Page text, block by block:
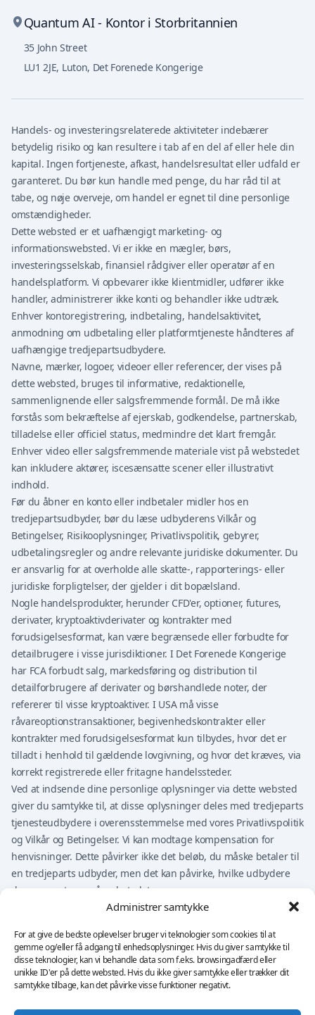
Administrer samtykke
For at give de bedste oplevelser bruger vi teknologier som cookies til at
gemme og/eller få adgang til enhedsoplysninger. Hvis du giver samtykke til
disse teknologier, kan vi behandle data som f.eks. browsingadfærd eller
unikke ID'er på dette websted. Hvis du ikke giver samtykke eller trækker dit
samtykke tilbage, kan det påvirke visse funktioner negativt.
Quantum AI - Kontor i Storbritannien
35 John Street
LU1 2JE, Luton, Det Forenede Kongerige
Handels- og investeringsrelaterede aktiviteter indebærer
betydelig risiko og kan resultere i tab af en del af eller hele din
kapital. Ingen fortjeneste, afkast, handelsresultat eller udfald er
garanteret. Du bør kun handle med penge, du har råd til at
tabe, og nøje overveje, om handel er egnet til dine personlige
omstændigheder.
Dette websted er et uafhængigt marketing- og
informationswebsted. Vi er ikke en mægler, børs,
investeringsselskab, finansiel rådgiver eller operatør af en
handelsplatform. Vi opbevarer ikke klientmidler, udfører ikke
handler, administrerer ikke konti og behandler ikke udtræk.
Enhver kontoregistrering, indbetaling, handelsaktivitet,
anmodning om udbetaling eller platformtjeneste håndteres af
uafhængige tredjepartsudbydere.
Navne, mærker, logoer, videoer eller referencer, der vises på
dette websted, bruges til informative, redaktionelle,
sammenlignende eller salgsfremmende formål. De må ikke
forstås som bekræftelse af ejerskab, godkendelse, partnerskab,
tilladelse eller officiel status, medmindre det klart fremgår.
Enhver video eller salgsfremmende materiale vist på webstedet
kan inkludere aktører, iscesænsatte scener eller illustrativt
indhold.
Før du åbner en konto eller indbetaler midler hos en
tredjepartsudbyder, bør du læse udbyderens Vilkår og
Betingelser, Risikooplysninger, Privatlivspolitik, gebyrer,
udbetalingsregler og andre relevante juridiske dokumenter. Du
er ansvarlig for at overholde alle skatte-, rapporterings- eller
juridiske forpligtelser, der gjelder i dit bopælsland.
Nogle handelsprodukter, herunder CFD'er, optioner, futures,
derivater, kryptoaktivderivater og kontrakter med
forudsigelsesformat, kan være begrænsede eller forbudte for
detailbrugere i visse jurisdiktioner. I Det Forenede Kongerige
har FCA forbudt salg, markedsføring og distribution til
detailforbrugere af derivater og børshandlede noter, der
refererer til visse kryptoaktiver. I USA må visse
råvareoptionstransaktioner, begivenhedskontrakter eller
kontrakter med forudsigelsesformat kun tilbydes, hvor det er
tilladt i henhold til gældende lovgivning, og hvor det kræves, via
korrekt registrerede eller fritagne handelssteder.
Ved at indsende dine personlige oplysninger via dette websted
giver du samtykke til, at disse oplysninger deles med tredjeparts
tjenesteudbydere i overensstemmelse med vores Privatlivspolitik
og Vilkår og Betingelser. Vi kan modtage kompensation for
henvisninger. Dette påvirker ikke det beløb, du måske betaler til
en tredjeparts udbyder, men det kan påvirke, hvilke udbydere
der præsenteres på webstedet.
Intet på dette websted bør betragtes som finansiel rådgivning,
rådgivning eller en anbefaling om at købe, sælge eller handle
med et finansielt produkt. Du er selv ansvarlig for dine egne
beslutninger.